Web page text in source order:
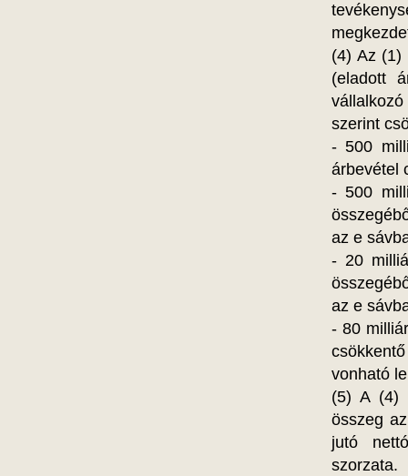
(4) Az (1)
(eladott
szerint
- 500
árbevétel
- 500
az e
- 20
az e
- 80
vonható
(5) A (4)
összeg
jutó
szorzata.